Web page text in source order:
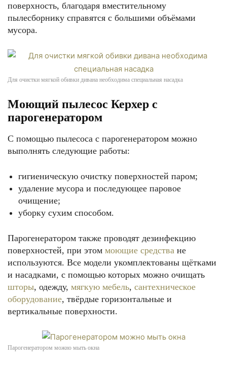
поверхность, благодаря вместительному
пылесборнику справятся с большими объёмами
мусора.
Для очистки мягкой обивки дивана необходима специальная насадка
Моющий пылесос Керхер с
парогенератором
С помощью пылесоса с парогенератором можно
выполнять следующие работы:
гигиеническую очистку поверхностей паром;
удаление мусора и последующее паровое
очищение;
уборку сухим способом.
Парогенератором также проводят дезинфекцию
поверхностей, при этом моющие средства не
используются. Все модели укомплектованы щётками
и насадками, с помощью которых можно очищать
шторы, одежду, мягкую мебель, сантехническое
оборудование, твёрдые горизонтальные и
вертикальные поверхности.
Парогенератором можно мыть окна